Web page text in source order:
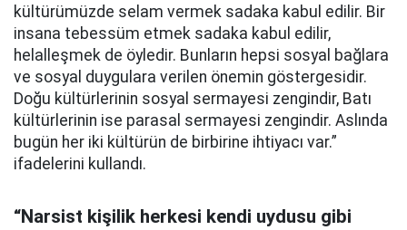
kültürümüzde selam vermek sadaka kabul edilir. Bir
insana tebessüm etmek sadaka kabul edilir,
helalleşmek de öyledir. Bunların hepsi sosyal bağlara
ve sosyal duygulara verilen önemin göstergesidir.
Doğu kültürlerinin sosyal sermayesi zengindir, Batı
kültürlerinin ise parasal sermayesi zengindir. Aslında
bugün her iki kültürün de birbirine ihtiyacı var.”
ifadelerini kullandı.
“Narsist kişilik herkesi kendi uydusu gibi